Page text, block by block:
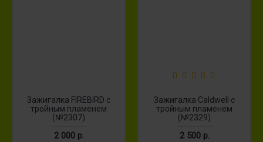
Зажигалка FIREBIRD с
тройным пламенем
(№2307)
2 000 р.
Зажигалка Caldwell с
тройным пламенем
(№2329)
2 500 р.